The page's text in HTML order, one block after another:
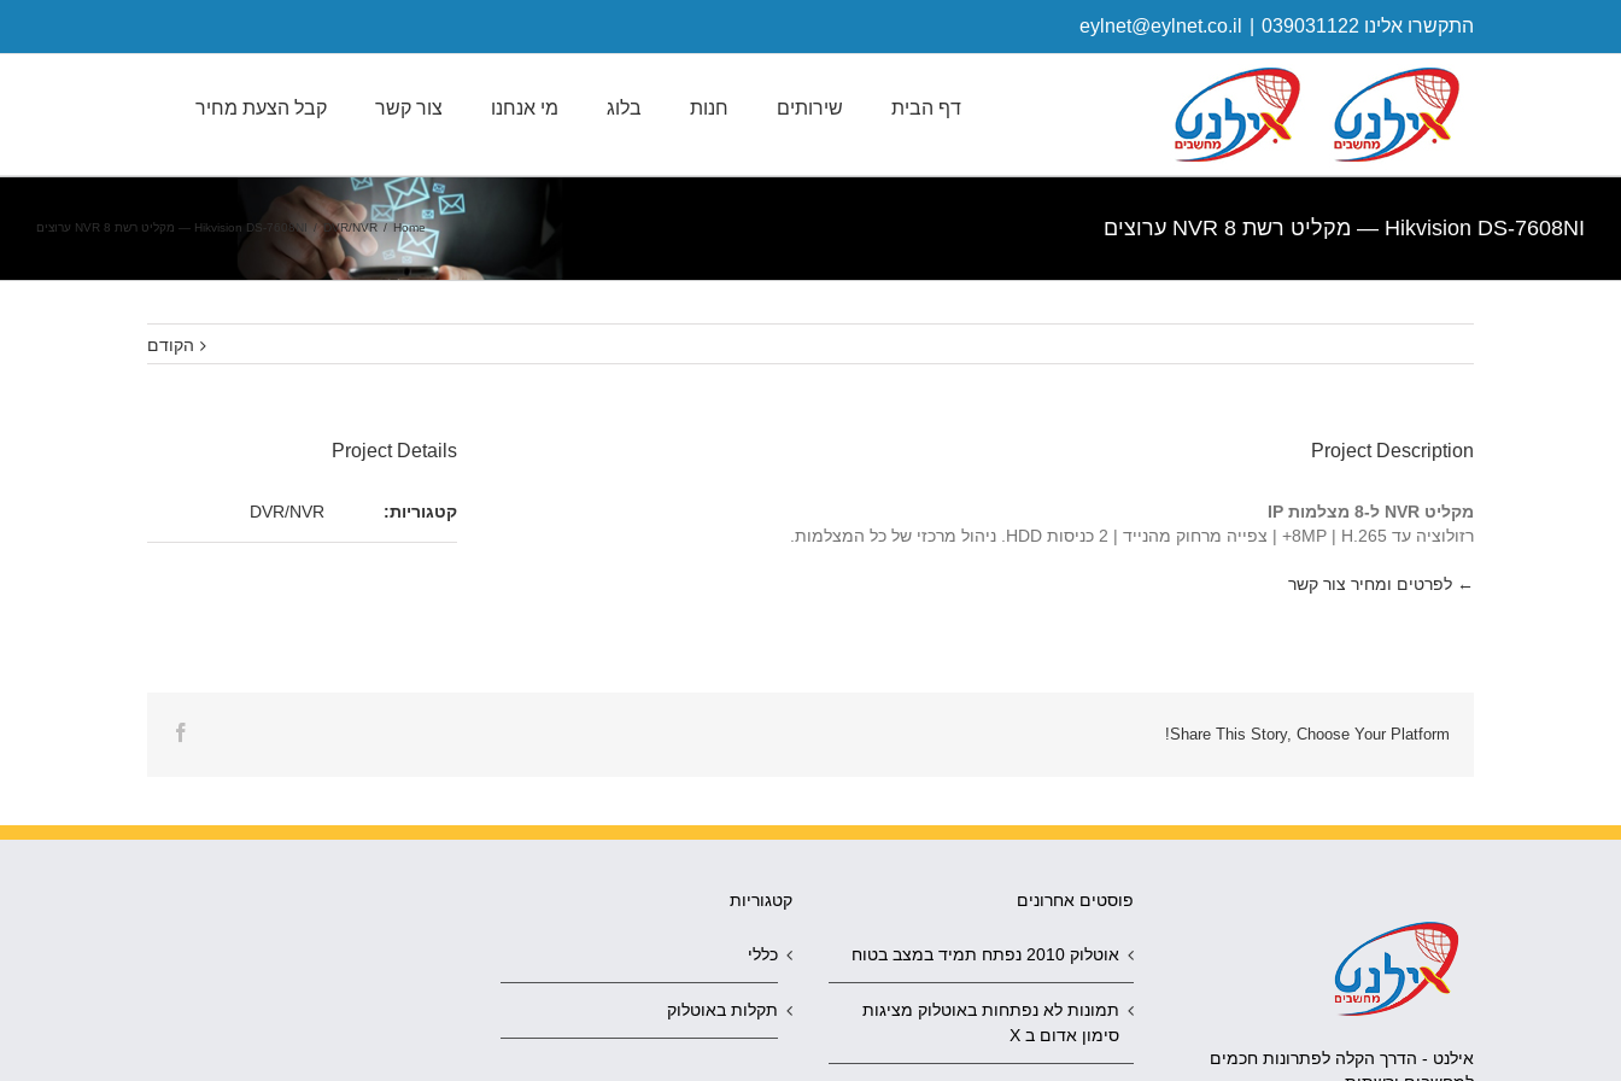
התקשרו אלינו 039031122 eylnet@eylnet.co.il
דף הבית שירותים חנות בלוג מי אנחנו צור קשר קבל הצעת מחיר
Hikvision DS-7608NI — מקליט רשת NVR 8 ערוצים Home
/
DVR/NVR
/ Hikvision DS-7608NI — מקליט רשת NVR 8 ערוצים
הקודם
Project Description
מקליט NVR ל-8 מצלמות IP
רזולוציה עד 8MP | H.265+ | צפייה מרחוק מהנייד | 2 כניסות HDD. ניהול מרכזי של כל המצלמות.
← לפרטים ומחיר צור קשר
Project Details
קטגוריות: DVR/NVR
Share This Story, Choose Your Platform!
אילנט - הדרך הקלה לפתרונות חכמים
פוסטים אחרונים
אוטלוק 2010 נפתח תמיד במצב בטוח
תמונות לא נפתחות באוטלוק מציגות
סימון אדום ב X
קטגוריות
כללי
תקלות באוטלוק